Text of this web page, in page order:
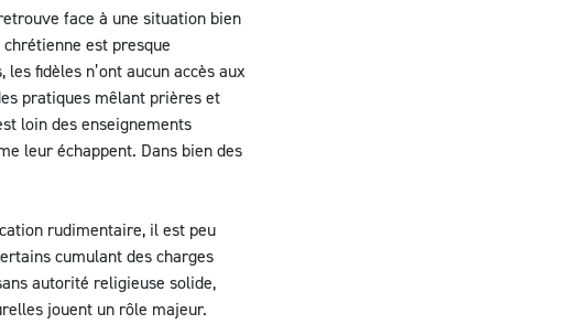
face à une situation bien
est presque
fidèles n’ont aucun accès aux
pratiques mêlant prières et
loin des enseignements
leur échappent. Dans bien des
rudimentaire, il est peu
cumulant des charges
autorité religieuse solide,
jouent un rôle majeur.